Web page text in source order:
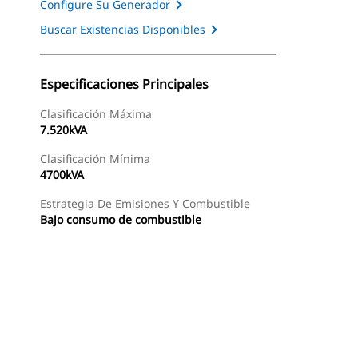
Configure Su Generador
Buscar Existencias Disponibles
Especificaciones Principales
Clasificación Máxima
7.520kVA
Clasificación Mínima
4700kVA
Estrategia De Emisiones Y Combustible
Bajo consumo de combustible